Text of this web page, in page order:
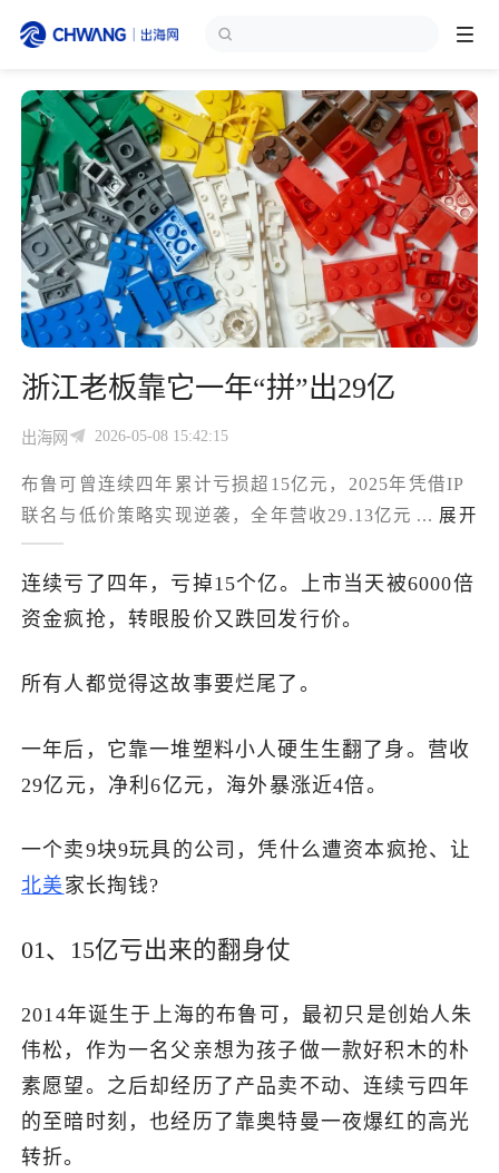
跨境展会
出海服务
出海资讯
跨境报告
出海导航
出海交流群
了解出海网
登录/注册 个人中心
浙江老板靠它一年“拼”出29亿
出海网 2026-05-08 15:42:15
布鲁可曾连续四年累计亏损超15亿元，2025年凭借IP
联名与低价策略实现逆袭，全年营收29.13亿元、归母
净利润6.34亿元，成功扭亏为盈；其中海外收入同比
暴涨396.6%至3.19亿元，北美市场增幅达804%，借助
变形金刚等IP、9.9元低价产品及亚马逊等渠道快速打
木车新品类并规划自建工厂，逐步从IP依赖向全球化
... 展开
连续亏了四年，亏掉15个亿。上市当天被6000倍
资金疯抢，转眼股价又跌回发行价。
所有人都觉得这故事要烂尾了。
一年后，它靠一堆塑料小人硬生生翻了身。营收
29亿元，净利6亿元，海外暴涨近4倍。
一个卖9块9玩具的公司，凭什么遭资本疯抢、让
北美 家长掏钱?
01、15亿亏出来的翻身仗
2014年诞生于上海的布鲁可，最初只是创始人朱
伟松，作为一名父亲想为孩子做一款好积木的朴
素愿望。之后却经历了产品卖不动、连续亏四年
的至暗时刻，也经历了靠奥特曼一夜爆红的高光
转折。